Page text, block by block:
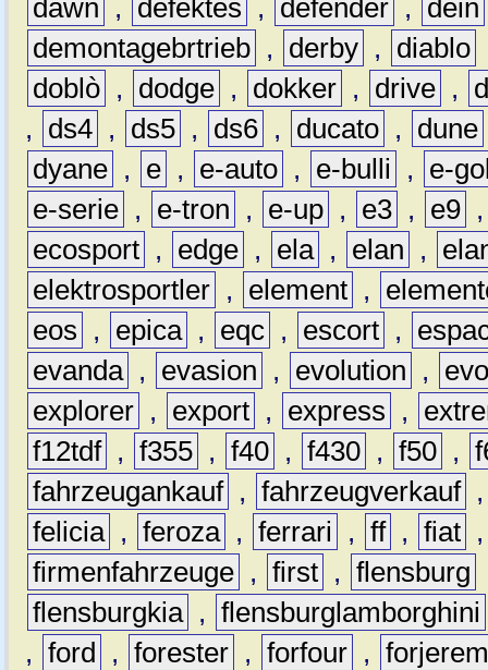
dawn , defektes , defender , dein
demontagebrtrieb , derby , diablo
doblò , dodge , dokker , drive ,
,
ds4 , ds5 , ds6 , ducato , dune
dyane , e , e-auto , e-bulli ,
e-
e-serie , e-tron , e-up , e3 , e9
ecosport , edge , ela , elan ,
elektrosportler , element ,
eos
, epica , eqc , escort ,
evanda , evasion , evolution ,
explorer , export , express ,
f12tdf , f355 , f40 , f430 , f50 ,
fahrzeugankauf , fahrzeugverkauf
felicia , feroza , ferrari , ff , fiat
firmenfahrzeuge , first , flensburg
flensburgkia , flensburglamborghini
, ford , forester , forfour ,